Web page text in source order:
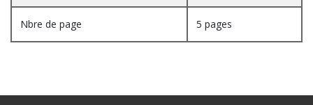
Nbre de page 5 pages